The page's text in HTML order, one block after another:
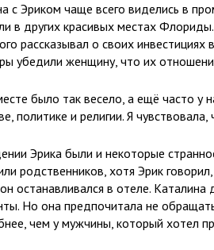
с Эриком чаще всего виделись в
в других красивых местах
рассказывал о своих
убедили женщину, что их
было так весело, а ещё часто у
политике и религии. Я
Эрика были и некоторые
родственников, хотя Эрик
останавливался в отеле. Каталина
Но она предпочитала не
чем у мужчины, который хотел